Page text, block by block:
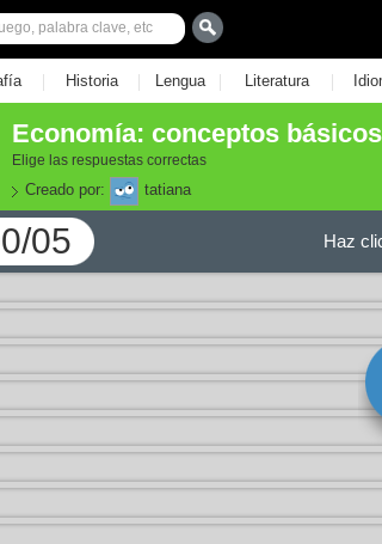
| Historia | Lengua | Literatura |
Economía: conceptos básicos
Elige las respuestas correctas
Creado por: tatiana
05 Haz